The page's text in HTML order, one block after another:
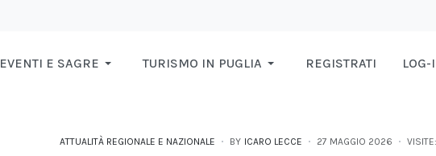
EVENTI E SAGRE TURISMO IN PUGLIA REGISTRATI LOG-
ATTUALITÀ REGIONALE E NAZIONALE BY ICARO LECCE 27 MAGGIO 2026